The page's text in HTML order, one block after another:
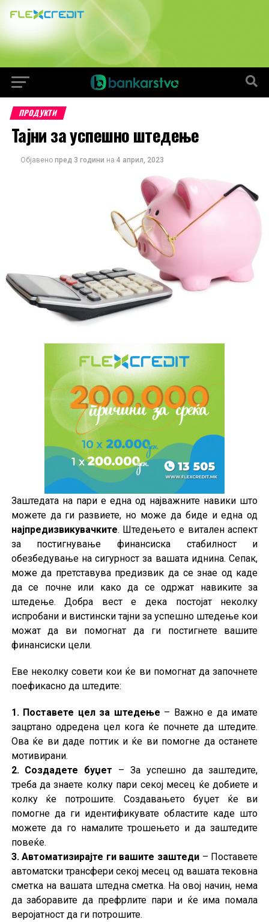
ПРОДУКТИ
Тајни за успешно штедење
Објавено пред 3 години на 4 април, 2023
Заштедата на пари е една од најважните навики што
можете да ги развиете, но може да биде и една од
најпредизвикувачките. Штедењето е витален аспект
за постигнување финансиска стабилност и
обезбедување на сигурност за вашата иднина. Сепак,
може да претставува предизвик да се знае од каде
да се почне или како да се одржат навиките за
штедење. Добра вест е дека постојат неколку
испробани и вистински тајни за успешно штедење кои
можат да ви помогнат да ги постигнете вашите
финансиски цели.
Еве неколку совети кои ќе ви помогнат да започнете
поефикасно да штедите:
1. Поставете цел за штедење – Важно е да имате
зацртано одредена цел кога ќе почнете да штедите.
Ова ќе ви даде поттик и ќе ви помогне да останете
мотивирани.
2. Создадете буџет – За успешно да заштедите,
треба да знаете колку пари секој месец ќе добиете и
колку ќе потрошите. Создавањето буџет ќе ви
помогне да ги идентификувате областите каде што
можете да го намалите трошењето и да заштедите
повеќе.
3. Автоматизирајте ги вашите заштеди – Поставете
автоматски трансфери секој месец од вашата тековна
сметка на вашата штедна сметка. На овој начин, нема
да заборавите да префрлите пари и ќе има помала
веројатност да ги потрошите.